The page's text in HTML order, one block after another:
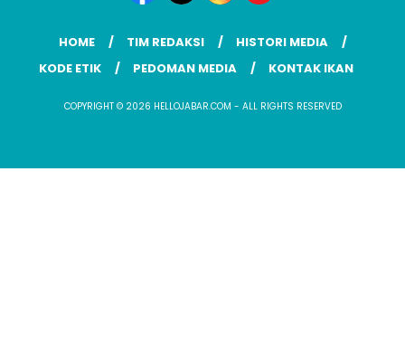
HOME TIM REDAKSI
HISTORI MEDIA
KODE ETIK
PEDOMAN MEDIA KONTAK IKAN
COPYRIGHT © 2026 HELLOJABAR.COM - ALL RIGHTS RESERVED